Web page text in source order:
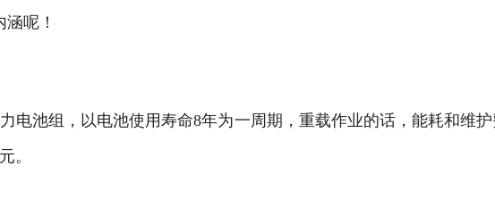
呢！
电池组，以电池使用寿命8年为一周期，重载作业的话，能耗和维
。